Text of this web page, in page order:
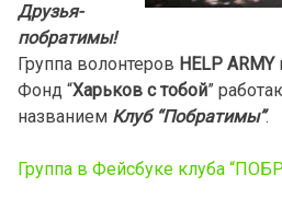
Друзья-
побратимы!
Группа волонтеров HELP ARMY
Фонд “Харьков с тобой”
названием Клуб “Побратимы”.
Группа в Фейсбуке клуба